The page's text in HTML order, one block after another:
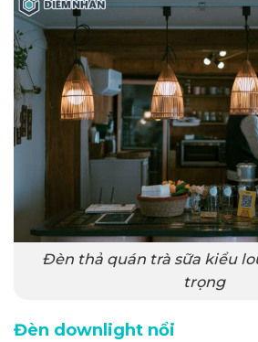
Đèn thả quán trà sữa kiểu
trọng
Đèn downlight nổi